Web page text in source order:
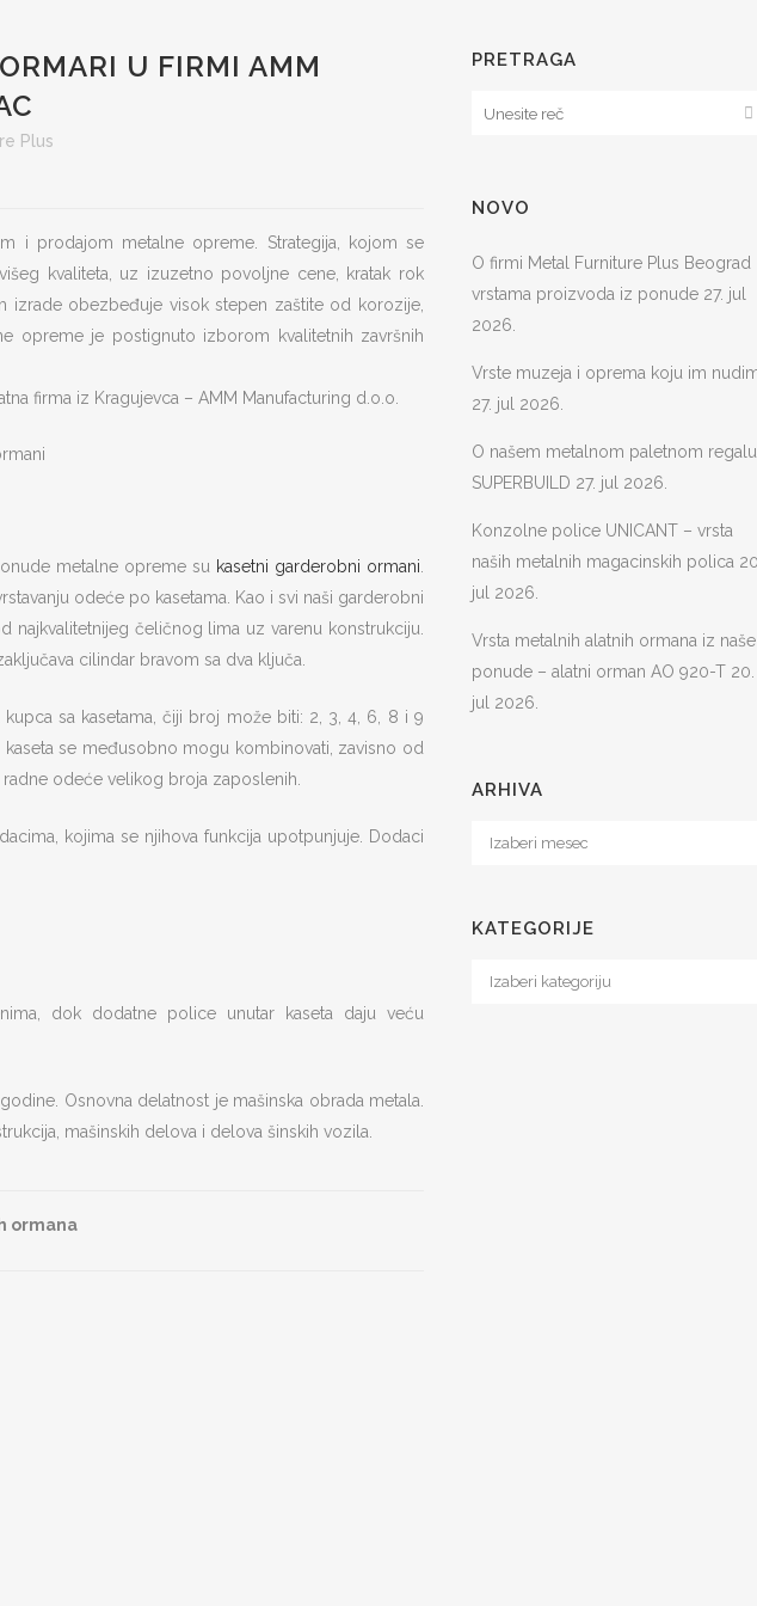
U FIRMI AMM
Plus
i prodajom metalne opreme. Strategija, kojom se
kvaliteta, uz izuzetno povoljne cene, kratak rok
izrade obezbeđuje visok stepen zaštite od korozije,
opreme je postignuto izborom kvalitetnih završnih
firma iz Kragujevca – AMM Manufacturing d.o.o.
metalne opreme su kasetni garderobni ormani
odeće po kasetama. Kao i svi naši garderobni
najkvalitetnijeg čeličnog lima uz varenu konstrukciju.
cilindar bravom sa dva ključa.
sa kasetama, čiji broj može biti: 2, 3, 4, 6, 8 i 9
se međusobno mogu kombinovati, zavisno od
odeće velikog broja zaposlenih.
kojima se njihova funkcija upotpunjuje. Dodaci
dok dodatne police unutar kaseta daju veću
Osnovna delatnost je mašinska obrada metala.
mašinskih delova i delova šinskih vozila.
ormana
PRETRAGA
NOVO
O firmi Metal Furniture Plus Beograd
vrstama proizvoda iz ponude 27. jul
2026.
Vrste muzeja i oprema koju im
27. jul 2026.
O našem metalnom paletnom regalu
SUPERBUILD 27. jul 2026.
Konzolne police UNICANT – vrsta
naših metalnih magacinskih polica
jul 2026.
Vrsta metalnih alatnih ormana iz naše
ponude – alatni orman AO 920-T 20.
jul 2026.
ARHIVA
Arhiva
KATEGORIJE
Kategorije